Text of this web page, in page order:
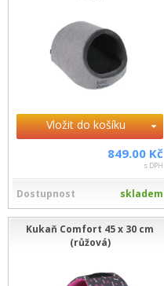
Vložit do košíku
849.00 Kč
s DPH
Dostupnost skladem
Kukaň Comfort 45 x 30 cm
(růžová)